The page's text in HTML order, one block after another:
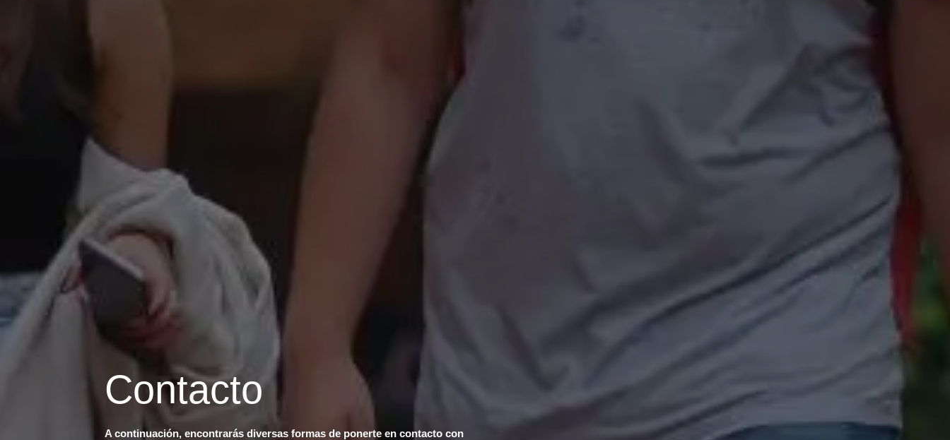
Contacto
A continuación, encontrarás diversas formas de ponerte en contacto con